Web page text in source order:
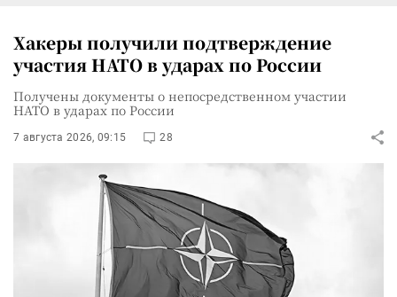
Хакеры получили подтверждение
участия НАТО в ударах по России
Получены документы о непосредственном участии
НАТО в ударах по России
7 августа 2026, 09:15 28